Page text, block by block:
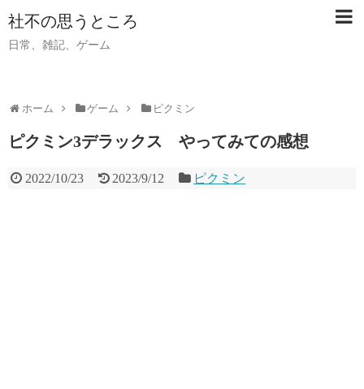
社不の思うところ
日常、雑記、ゲーム
ホーム ゲーム ピクミン
ピクミン3デラックス やってみての感想
2022/10/23 2023/9/12 ピクミン